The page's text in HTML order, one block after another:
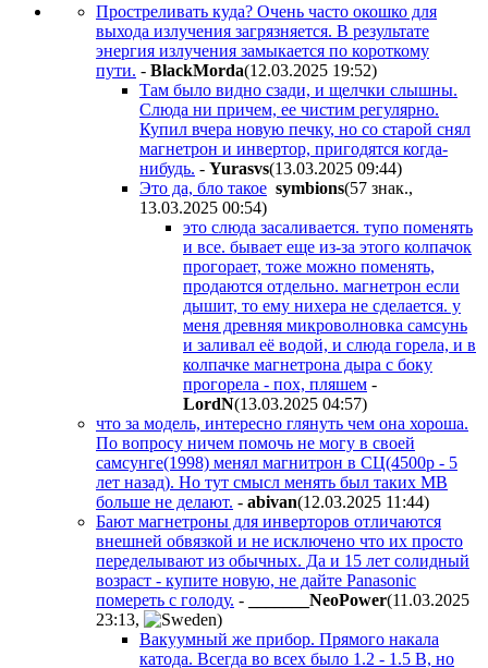
Простреливать куда? Очень часто окошко для
выхода излучения загрязняется. В результате
энергия излучения замыкается по короткому
пути. - BlackMorda(12.03.2025 19:52)
Там было видно сзади, и щелчки слышны.
Слюда ни причем, ее чистим регулярно.
Купил вчера новую печку, но со старой снял
магнетрон и инвертор, пригодятся когда-
нибудь. - Yurasvs(13.03.2025 09:44)
Это да, бло такое symbions(57 знак.,
13.03.2025 00:54)
это слюда засаливается. тупо поменять
и все. бывает еще из-за этого колпачок
прогорает, тоже можно поменять,
продаются отдельно. магнетрон если
дышит, то ему нихера не сделается. у
меня древняя микроволновка самсунь
и заливал её водой, и слюда горела, и в
колпачке магнетрона дыра с боку
прогорела - пох, пляшем -
LordN(13.03.2025 04:57)
что за модель, интересно глянуть чем она хороша.
По вопросу ничем помочь не могу в своей
самсунге(1998) менял магнитрон в СЦ(4500р - 5
лет назад). Но тут смысл менять был таких МВ
больше не делают. - abivan(12.03.2025 11:44)
Бают магнетроны для инверторов отличаются
внешней обвязкой и не исключено что их просто
переделывают из обычных. Да и 15 лет солидный
возраст - купите новую, не дайте Panasonic
помереть с голоду. - _______NeoPower(11.03.2025
23:13,
)
Вакуумный же прибор. Прямого накала
катода. Всегда во всех было 1.2 - 1.5 В, но